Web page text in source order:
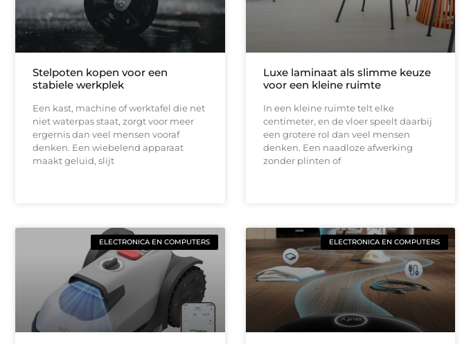
Stelpoten kopen voor een
stabiele werkplek
Een kast, machine of werktafel die net
niet waterpas staat, zorgt voor meer
ergernis dan veel mensen vooraf
denken. Een wiebelend apparaat
maakt geluid, slijt
Luxe laminaat als slimme keuze
voor een kleine ruimte
In een kleine ruimte telt elke
centimeter, en de vloer speelt daarbij
een grotere rol dan veel mensen
denken. Een naadloze afwerking
zonder plinten of
ELECTRONICA EN COMPUTERS ELECTRONICA EN COMPUTERS